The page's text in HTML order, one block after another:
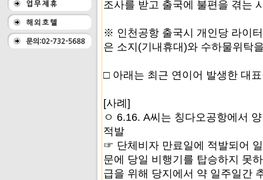
조사를 받고 출국에 불편을 겪는
※ 인천공항 출국시 개인당 라이
은 소지(기내휴대)와 수하물위탁
□ 아래는 최근 연이어 발생한 대
[사례]
ㅇ 6.16. A씨는 칭다오공항에서
적발
☞ 단체비자 만료일에 적발되어
문에 당일 비행기를 탑승하지 못
급을 위해 당지에서 약 일주일간